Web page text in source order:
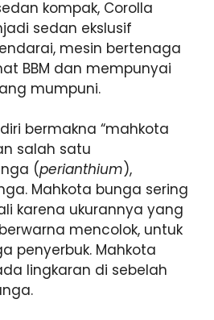
kompak, Corolla
sedan ekslusif
mesin bertenaga
BBM dan mempunyai
mumpuni.
bermakna “mahkota
salah satu
(perianthium),
Mahkota bunga sering
karena ukurannya yang
mencolok, untuk
penyerbuk. Mahkota
lingkaran di sebelah